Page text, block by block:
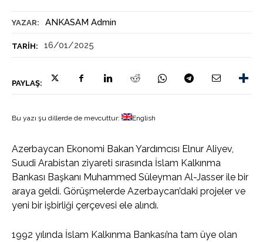
YAZAR: ANKASAM Admin
TARIH: 16/01/2025
PAYLAŞ:
Bu yazı şu dillerde de mevcuttur: English
Azerbaycan Ekonomi Bakan Yardımcısı Elnur Aliyev,
Suudi Arabistan ziyareti sırasında İslam Kalkınma
Bankası Başkanı Muhammed Süleyman Al-Jasser ile bir
araya geldi. Görüşmelerde Azerbaycan’daki projeler ve
yeni bir işbirliği çerçevesi ele alındı.
1992 yılında İslam Kalkınma Bankası’na tam üye olan